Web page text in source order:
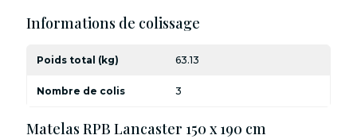
Informations de colissage
Poids total (kg) 63.13
Nombre de colis 3
Matelas RPB Lancaster 150 x 190 cm